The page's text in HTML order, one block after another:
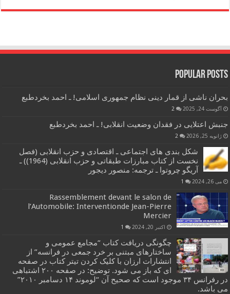
Popular Posts
بحران ناشی از قمار دینی نظام جمهوری اسلامی! ـ احمد بخردطبع
آگوست 24, 2025 2
جنبش اعتلایی در فقدان وضعیت انقلابی! ـ احمد بخردطبع
ژانویه 25, 2026 2
شکل بندی های اجتماعی ـ اقتصادی و حزب انقلابی (فصل
نخست از کتاب مبارزات طبقاتی و حزب انقلابی (1964)) ـ
آریگو چروتوا ـ ترجمه: منصور دیجور
می 26, 2024 1
Rassemblement devant le salon de
l’Automobile: Interventionde Jean-Pierre
Mercier
اکتبر 20, 2024 1
چگونگی دریافت کتاب “مجامع عمومی و
ساختارهای مبتنی بر خرد جمعی در فرانسه” از
انتشارات ارزان با کلیک کردن تیتر کتاب در صفحه
ای که باز می شود. توضیح: در صفحه ۲۰۰ اشتباهی
در رفرانس ۳۴ موجود است که صحیح آن “لوموند ۱۴ دسامبر ۲۰۱۰”
می باشد.